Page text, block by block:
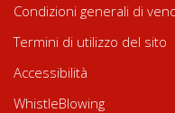
Condizioni generali di
Termini di utilizzo del sito
Accessibilità
WhistleBlowing